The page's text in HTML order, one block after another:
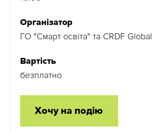
Організатор
ГО "Смарт освіта" та CRDF Global
Вартість
безплатно
Хочу на подію